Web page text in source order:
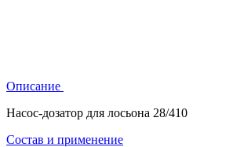
Описание
Насос-дозатор для лосьона 28/410
Состав и применение